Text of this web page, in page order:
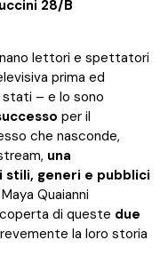
28/B
lettori e spettatori
prima ed
stati – e lo sono
per il
che nasconde,
una
generi e pubblici
Quaianni
di queste due
la loro storia